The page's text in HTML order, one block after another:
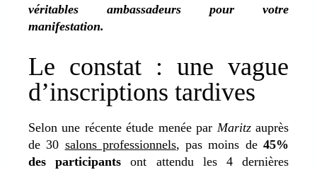
véritables ambassadeurs pour votre
manifestation.
Le constat : une vague
d’inscriptions tardives
Selon une récente étude menée par Maritzauprès
de 30 salons professionnels, pas moins de45%
des participants ont attendu les 4 dernières